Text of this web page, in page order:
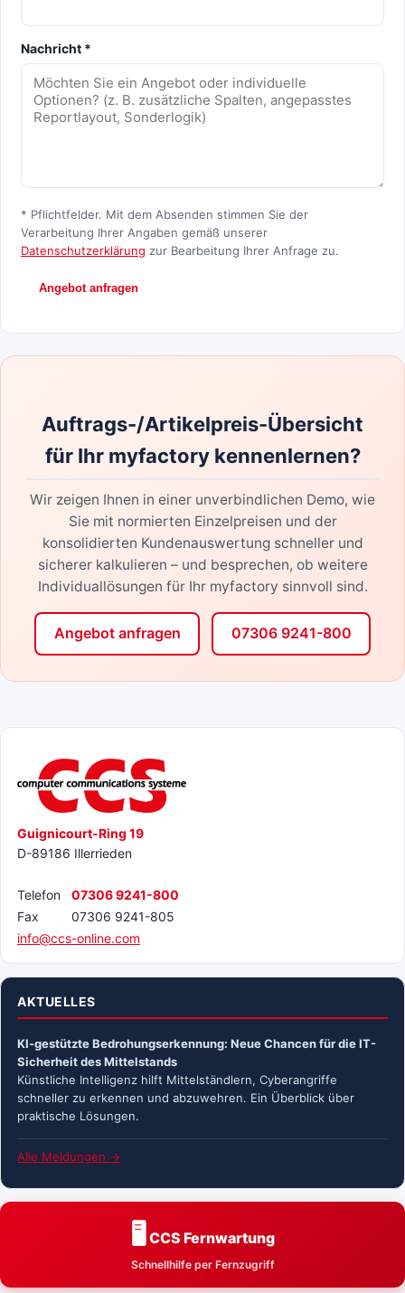
Nachricht *
* Pflichtfelder. Mit dem Absenden stimmen Sie der
Verarbeitung Ihrer Angaben gemäß unserer
Datenschutzerklärung zur Bearbeitung Ihrer Anfrage zu.
Angebot anfragen
Auftrags-/Artikelpreis-Übersicht
für Ihr myfactory kennenlernen?
Wir zeigen Ihnen in einer unverbindlichen Demo, wie
Sie mit normierten Einzelpreisen und der
konsolidierten Kundenauswertung schneller und
sicherer kalkulieren – und besprechen, ob weitere
Individuallösungen für Ihr myfactory sinnvoll sind.
Angebot anfragen 07306 9241-800
Guignicourt-Ring 19
D-89186 Illerrieden
Telefon
07306 9241-800
Fax
07306 9241-805
info@ccs-online.com
AKTUELLES
KI-gestützte Bedrohungserkennung: Neue Chancen für die IT-
Sicherheit des Mittelstands
Künstliche Intelligenz hilft Mittelständlern, Cyberangriffe
schneller zu erkennen und abzuwehren. Ein Überblick über
praktische Lösungen.
Alle Meldungen →
🖥️ CCS Fernwartung
Schnellhilfe per Fernzugriff